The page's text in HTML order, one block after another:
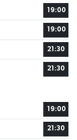
19:00
19:00
21:30
21:30
19:00
21:30